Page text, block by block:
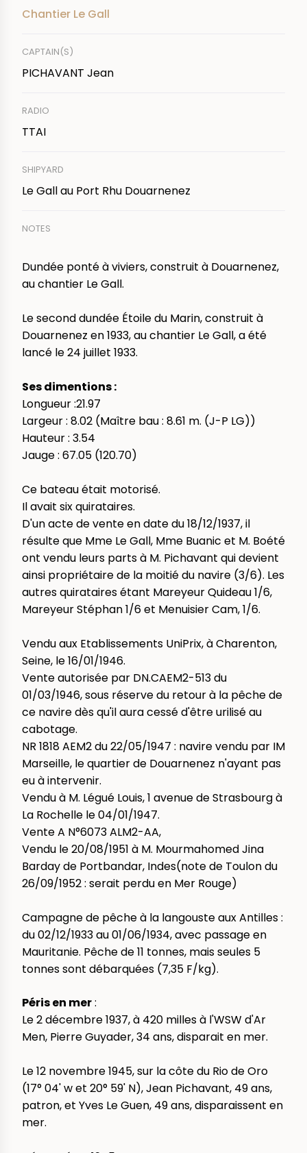
Chantier Le Gall
CAPTAIN(S)
PICHAVANT Jean
RADIO
TTAI
SHIPYARD
Le Gall au Port Rhu Douarnenez
NOTES
Dundée ponté à viviers, construit à Douarnenez,
au chantier Le Gall.
Le second dundée Étoile du Marin, construit à
Douarnenez en 1933, au chantier Le Gall, a été
lancé le 24 juillet 1933.
Ses dimentions :
Longueur :21.97
Largeur : 8.02 (Maître bau : 8.61 m. (J-P LG))
Hauteur : 3.54
Jauge : 67.05 (120.70)
Ce bateau était motorisé.
Il avait six quirataires.
D'un acte de vente en date du 18/12/1937, il
résulte que Mme Le Gall, Mme Buanic et M. Boété
ont vendu leurs parts à M. Pichavant qui devient
ainsi propriétaire de la moitié du navire (3/6). Les
autres quirataires étant Mareyeur Quideau 1/6,
Mareyeur Stéphan 1/6 et Menuisier Cam, 1/6.
Vendu aux Etablissements UniPrix, à Charenton,
Seine, le 16/01/1946.
Vente autorisée par DN.CAEM2-513 du
01/03/1946, sous réserve du retour à la pêche de
ce navire dès qu'il aura cessé d'être urilisé au
cabotage.
NR 1818 AEM2 du 22/05/1947 : navire vendu par IM
Marseille, le quartier de Douarnenez n'ayant pas
eu à intervenir.
Vendu à M. Légué Louis, 1 avenue de Strasbourg à
La Rochelle le 04/01/1947.
Vente A N°6073 ALM2-AA,
Vendu le 20/08/1951 à M. Mourmahomed Jina
Barday de Portbandar, Indes(note de Toulon du
26/09/1952 : serait perdu en Mer Rouge)
Campagne de pêche à la langouste aux Antilles :
du 02/12/1933 au 01/06/1934, avec passage en
Mauritanie. Pêche de 11 tonnes, mais seules 5
tonnes sont débarquées (7,35 F/kg).
Péris en mer:
Le 2 décembre 1937, à 420 milles à l'WSW d'Ar
Men, Pierre Guyader, 34 ans, disparait en mer.
Le 12 novembre 1945, sur la côte du Rio de Oro
(17° 04' w et 20° 59' N), Jean Pichavant, 49 ans,
patron, et Yves Le Guen, 49 ans, disparaissent en
mer.